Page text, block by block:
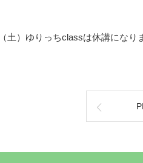
土）ゆりっちclassは休講になり